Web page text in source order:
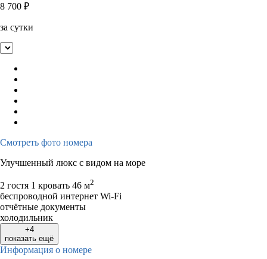
8 700 ₽
за сутки
Смотреть фото номера
Улучшенный люкс с видом на море
2 гостя 1 кровать 46 м2
беспроводной интернет Wi-Fi
отчётные документы
холодильник
+4
показать ещё
Информация о номере